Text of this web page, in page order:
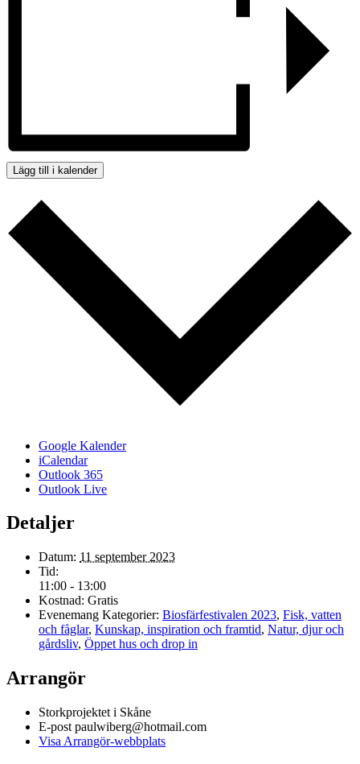
Lägg till i kalender
Google Kalender
iCalendar
Outlook 365
Outlook Live
Detaljer
Datum: 11 september 2023
Tid:
11:00 - 13:00
Kostnad: Gratis
Evenemang Kategorier: Biosfärfestivalen 2023, Fisk, vatten
och fåglar, Kunskap, inspiration och framtid, Natur, djur och
gårdsliv, Öppet hus och drop in
Arrangör
Storkprojektet i Skåne
E-post paulwiberg@hotmail.com
Visa Arrangör-webbplats